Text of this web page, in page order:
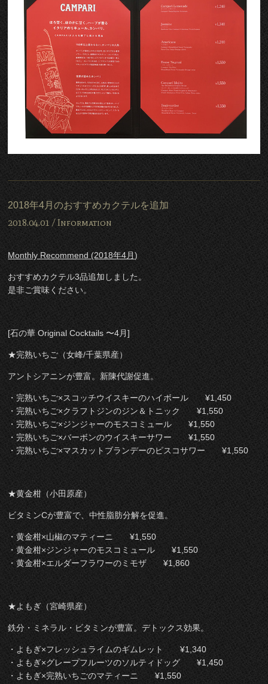
2018年4月のおすすめカクテルを追加
2018.04.01 /Information
Monthly Recommend (2018年4月)
おすすめカクテル3品追加しました。
是非ご賞味ください。
[石の華 Original Cocktails 〜4月]
★完熟いちご（女峰/千葉県産）
アントシアニンが豊富。新陳代謝促進。
・完熟いちご×スコッチウイスキーのハイボール ¥1,450
・完熟いちご×クラフトジンのジン＆トニック ¥1,550
・完熟いちご×ジンジャーのモスコミュール ¥1,550
・完熟いちご×バーボンのウイスキーサワー ¥1,550
・完熟いちご×マスカットブランデーのピスコサワー ¥1,550
★黄金柑（小田原産）
ビタミンCが豊富で、中性脂肪分解を促進。
・黄金柑×山椒のマティーニ ¥1,550
・黄金柑×ジンジャーのモスコミュール ¥1,550
・黄金柑×エルダーフラワーのミモザ ¥1,860
★よもぎ（宮崎県産）
鉄分・ミネラル・ビタミンが豊富。デトックス効果。
・よもぎ×フレッシュライムのギムレット ¥1,340
・よもぎ×グレープフルーツのソルティドッグ ¥1,450
・よもぎ×完熟いちごのマティーニ ¥1,550